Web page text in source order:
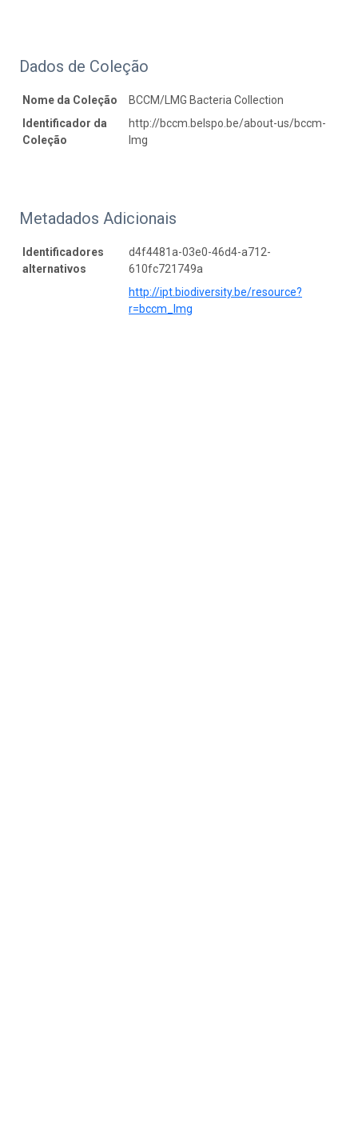
Dados de Coleção
Nome da Coleção
BCCM/LMG Bacteria Collection
Identificador da
Coleção
http://bccm.belspo.be/about-us/bccm-
lmg
Metadados Adicionais
Identificadores
alternativos
d4f4481a-03e0-46d4-a712-
610fc721749a
http://ipt.biodiversity.be/resource?
r=bccm_lmg